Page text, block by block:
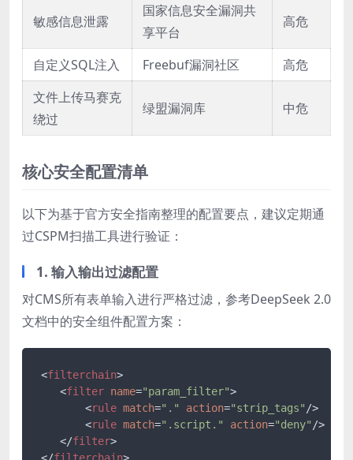
敏感信息泄露
国家信息安全漏洞共
享平台
高危
自定义SQL注入 Freebuf漏洞社区
高危
文件上传马赛克
绕过
绿盟漏洞库 中危
核心安全配置清单
以下为基于官方安全指南整理的配置要点，建议定期通
过CSPM扫描工具进行验证：
1. 输入输出过滤配置
对CMS所有表单输入进行严格过滤，参考DeepSeek 2.0
文档中的安全组件配置方案：
<filterchain>
<filter name="param_filter">
<rule match="." action="strip_tags" />
<rule match=".script." action="deny" />
</filter>
</filterchain>